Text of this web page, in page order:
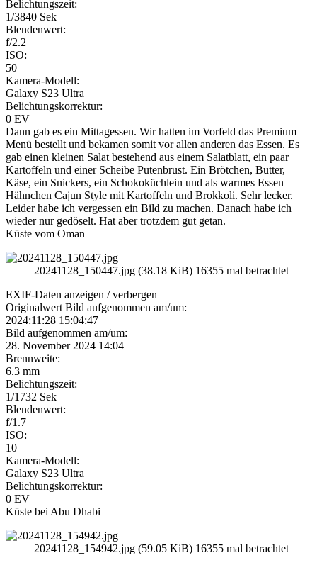
Belichtungszeit:
1/3840 Sek
Blendenwert:
f/2.2
ISO:
50
Kamera-Modell:
Galaxy S23 Ultra
Belichtungskorrektur:
0 EV
Dann gab es ein Mittagessen. Wir hatten im Vorfeld das Premium
Menü bestellt und bekamen somit vor allen anderen das Essen. Es
gab einen kleinen Salat bestehend aus einem Salatblatt, ein paar
Kartoffeln und einer Scheibe Putenbrust. Ein Brötchen, Butter,
Käse, ein Snickers, ein Schokoküchlein und als warmes Essen
Hähnchen Cajun Style mit Kartoffeln und Brokkoli. Sehr lecker.
Leider habe ich vergessen ein Bild zu machen. Danach habe ich
wieder nur gedöselt. Hat aber trotzdem gut getan.
Küste vom Oman
20241128_150447.jpg (38.18 KiB) 16355 mal betrachtet
EXIF-Daten anzeigen / verbergen
Originalwert Bild aufgenommen am/um:
2024:11:28 15:04:47
Bild aufgenommen am/um:
28. November 2024 14:04
Brennweite:
6.3 mm
Belichtungszeit:
1/1732 Sek
Blendenwert:
f/1.7
ISO:
10
Kamera-Modell:
Galaxy S23 Ultra
Belichtungskorrektur:
0 EV
Küste bei Abu Dhabi
20241128_154942.jpg (59.05 KiB) 16355 mal betrachtet